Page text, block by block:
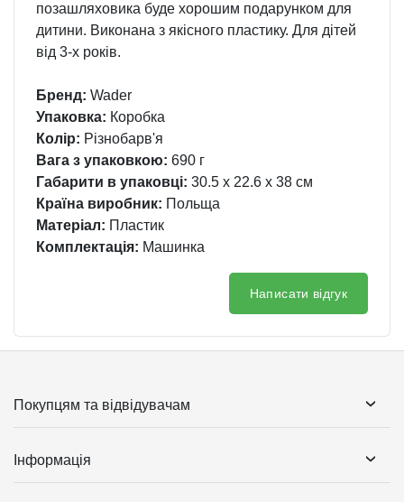
позашляховика буде хорошим подарунком для
дитини. Виконана з якісного пластику. Для дітей
від 3-х років.
Бренд: Wader
Упаковка: Коробка
Колір: Різнобарв'я
Вага з упаковкою: 690 г
Габарити в упаковці: 30.5 x 22.6 x 38 см
Країна виробник: Польща
Матеріал: Пластик
Комплектація: Машинка
Написати відгук
Покупцям та відвідувачам
Інформація